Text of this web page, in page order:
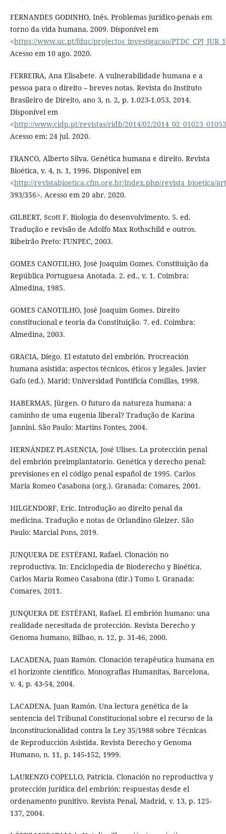
FERNANDES GODINHO, Inês. Problemas jurídico-penais em
torno da vida humana. 2009. Disponível em
<https://www.uc.pt/fduc/projectos_investigacao/
Acesso em 10 ago. 2020.
FERREIRA, Ana Elisabete. A vulnerabilidade humana e a
pessoa para o direito – breves notas. Revista do Instituto
Brasileiro de Direito, ano 3, n. 2, p. 1.023-1.053, 2014.
Disponível em
<http://www.cidp.pt/revistas/ridb/2014/02/
Acesso em: 24 jul. 2020.
FRANCO, Alberto Silva. Genética humana e direito. Revista
Bioética, v. 4, n. 1, 1996. Disponível em
<http://revistabioetica.cfm.org.br/index.php/revista_bioetica/
393/356>. Acesso em 20 abr. 2020.
GILBERT, Scott F. Biologia do desenvolvimento. 5. ed.
Tradução e revisão de Adolfo Max Rothschild e outros.
Ribeirão Preto: FUNPEC, 2003.
GOMES CANOTILHO, José Joaquim Gomes. Constituição da
República Portuguesa Anotada. 2. ed., v. 1. Coimbra:
Almedina, 1985.
GOMES CANOTILHO, José Joaquim Gomes. Direito
constitucional e teoria da Constituição. 7. ed. Coimbra:
Almedina, 2003.
GRACIA, Diego. El estatuto del embrión. Procreación
humana asistida: aspectos técnicos, éticos y legales. Javier
Gafo (ed.). Marid: Universidad Pontificia Comillas, 1998.
HABERMAS, Jürgen. O futuro da natureza humana: a
caminho de uma eugenia liberal? Tradução de Karina
Jannini. São Paulo: Martins Fontes, 2004.
HERNÁNDEZ PLASENCIA, José Ulises. La protección penal
del embrión preimplantatorio. Genética y derecho penal:
previsiones en el código penal español de 1995. Carlos
María Romeo Casabona (org.). Granada: Comares, 2001.
HILGENDORF, Eric. Introdução ao direito penal da
medicina. Tradução e notas de Orlandino Gleizer. São
Paulo: Marcial Pons, 2019.
JUNQUERA DE ESTÉFANI, Rafael. Clonación no
reproductiva. In: Enciclopedia de Bioderecho y Bioética.
Carlos María Romeo Casabona (dir.) Tomo I. Granada:
Comares, 2011.
JUNQUERA DE ESTÉFANI, Rafael. El embrión humano: una
realidade necesitada de protección. Revista Derecho y
Genoma humano, Bilbao, n. 12, p. 31-46, 2000.
LACADENA, Juan Ramón. Clonación terapêutica humana en
el horizonte científico. Monografias Humanitas, Barcelona,
v. 4, p. 43-54, 2004.
LACADENA, Juan Ramón. Una lectura genética de la
sentencia del Tribunal Constitucional sobre el recurso de la
inconstitucionalidad contra la Ley 35/1988 sobre Técnicas
de Reproducción Asistida. Revista Derecho y Genoma
Humano, n. 11, p. 145-152, 1999.
LAURENZO COPELLO, Patricia. Clonación no reproductiva y
protección jurídica del embrión: respuestas desde el
ordenamento punitivo. Revista Penal, Madrid, v. 13, p. 125-
137, 2004.